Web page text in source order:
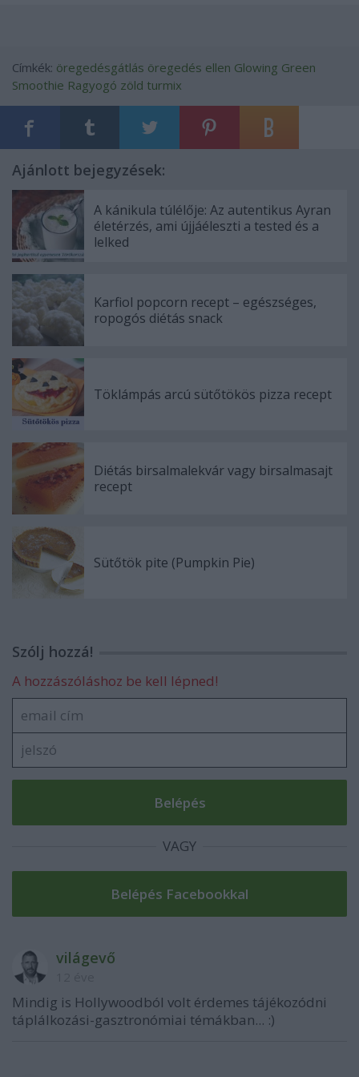
Címkék: öregedésgátlás öregedés ellen Glowing Green
Smoothie Ragyogó zöld turmix
Ajánlott bejegyzések:
A kánikula túlélője: Az autentikus Ayran
életérzés, ami újjáéleszti a tested és a
lelked
Karfiol popcorn recept – egészséges,
ropogós diétás snack
Töklámpás arcú sütőtökös pizza recept
Diétás birsalmalekvár vagy birsalmasajt
recept
Sütőtök pite (Pumpkin Pie)
Szólj hozzá!
A hozzászóláshoz be kell lépned!
VAGY
világevő
Mindig is Hollywoodból volt érdemes tájékozódni
táplálkozási-gasztronómiai témákban... :)